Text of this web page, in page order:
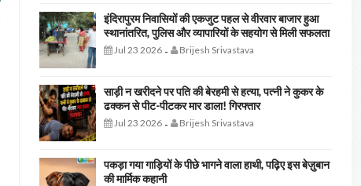
इंदिरापुरम निवासियों की एकजुट पहल से वीरवार बाजार हुआ
स्थानांतरित, पुलिस और व्यापारियों के सहयोग से मिली सफलता
Jul 23 2026- Brijesh Srivastava
साड़ी न खरीदने पर पति की बेरहमी से हत्या, पत्नी ने कुकर के
ढक्कन से पीट-पीटकर मार डाला! गिरफ्तार
Jul 23 2026- Brijesh Srivastava
पकड़ा गया गाड़ियों के पीछे भागने वाला हाथी, पढ़िए इस बेज़ुबान
की मार्मिक कहानी